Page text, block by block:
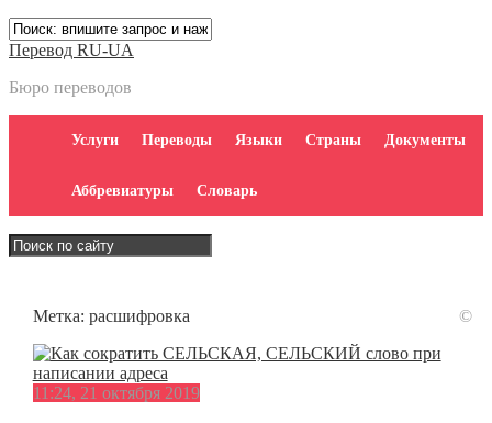
Перевод RU-UA
Бюро переводов
Услуги Переводы Языки Страны Документы
Аббревиатуры Словарь
Метка: расшифровка
11:24, 21 октября 2019
©